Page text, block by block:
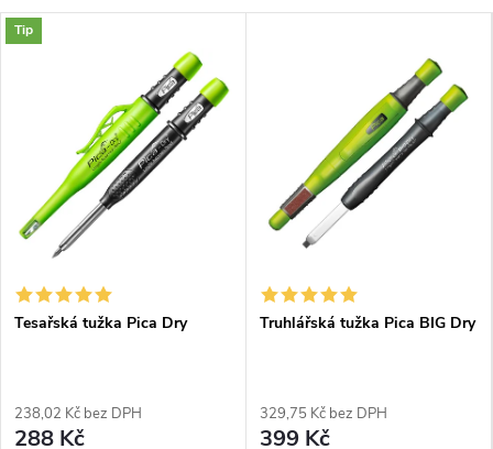
Tip
Tesařská tužka Pica Dry
238,02 Kč bez DPH
288 Kč
Truhlářská tužka Pica BIG Dry
329,75 Kč bez DPH
399 Kč